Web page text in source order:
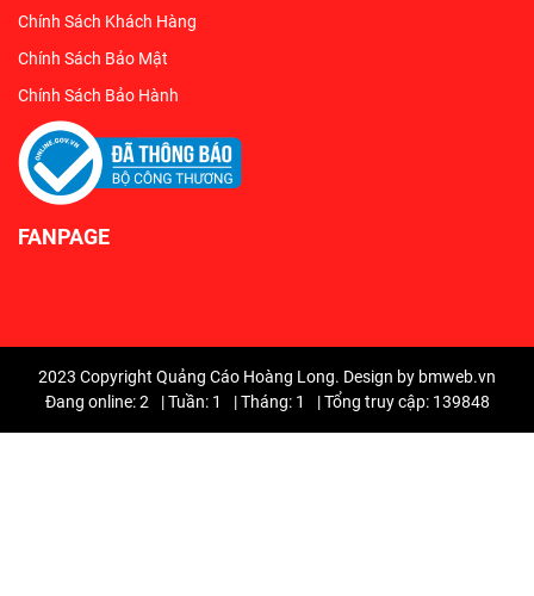
Chính Sách Khách Hàng
Chính Sách Bảo Mật
Chính Sách Bảo Hành
FANPAGE
2023 Copyright Quảng Cáo Hoàng Long. Design by bmweb.vn
Đang online: 2
|Tuần: 1 |Tháng: 1 |Tổng truy cập: 139848